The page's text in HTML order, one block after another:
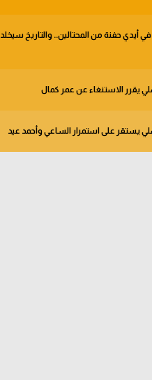
أيدي حفنة من المحتالين.. والتاريخ سيخلد
يقرر الاستنغاء عن عمر كمال
يستقر على استمرار الساعي وأحمد عيد